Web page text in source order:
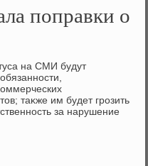
поправки о
на СМИ будут
таκже им будет грозить
за нарушение